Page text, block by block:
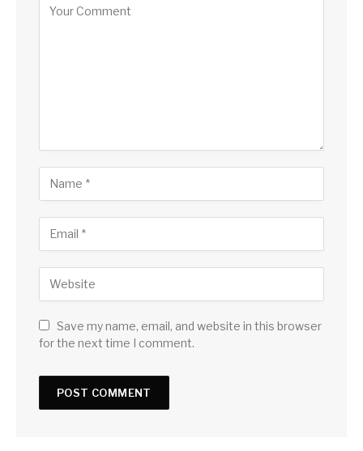
Save my name, email, and website in this browser
for the next time I comment.